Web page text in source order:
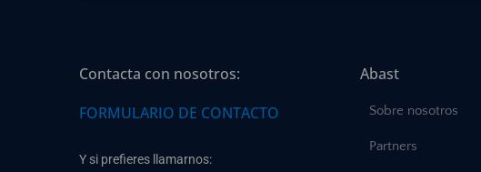
Contacta con nosotros:
FORMULARIO DE CONTACTO
Y si prefieres llamarnos:
Abast
Sobre nosotros
Partners